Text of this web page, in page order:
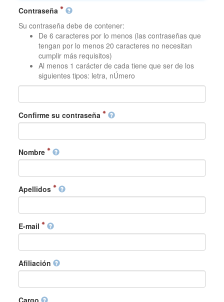
Contraseña
Su contraseña debe de contener:
De 6 caracteres por lo menos (las contraseñas que
tengan por lo menos 20 caracteres no necesitan
cumplir más requisitos)
Al menos 1 carácter de cada tiene que ser de los
siguientes tipos: letra, nÚmero
Confirme su contraseña
Nombre
Apellidos
E-mail
Afiliación
Cargo